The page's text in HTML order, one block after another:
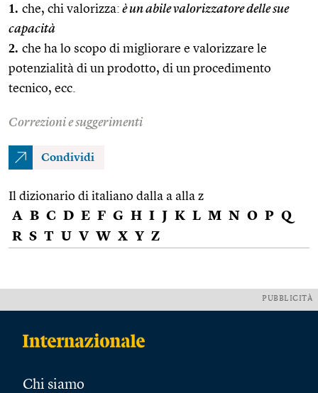
1. che, chi valorizza: è un abile valorizzatore delle sue
capacità
2. che ha lo scopo di migliorare e valorizzare le
potenzialità di un prodotto, di un procedimento
tecnico, ecc.
Correzioni e suggerimenti
Condividi
Il dizionario di italiano dalla a alla z
A B C D E F G H I J K L M N O P Q
R S T U V W X Y Z
PUBBLICITÀ
Chi siamo